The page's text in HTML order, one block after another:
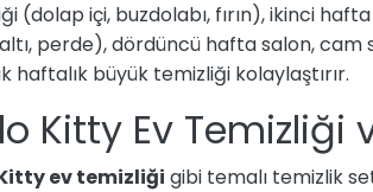
(dolap içi, buzdolabı, fırın), ikinci
perde), dördüncü hafta salon, cam
haftalık büyük temizliği kolaylaştırır.
Kitty Ev Temizliği
ev temizliği gibi temalı temizlik